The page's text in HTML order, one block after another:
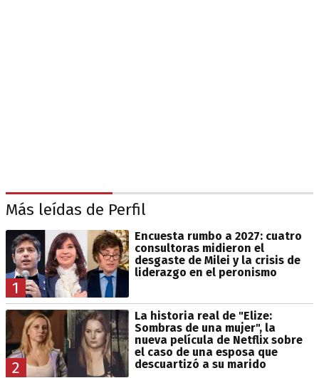
Más leídas de Perfil
1
Encuesta rumbo a 2027: cuatro
consultoras midieron el
desgaste de Milei y la crisis de
liderazgo en el peronismo
2
La historia real de "Elize:
Sombras de una mujer", la
nueva película de Netflix sobre
el caso de una esposa que
descuartizó a su marido